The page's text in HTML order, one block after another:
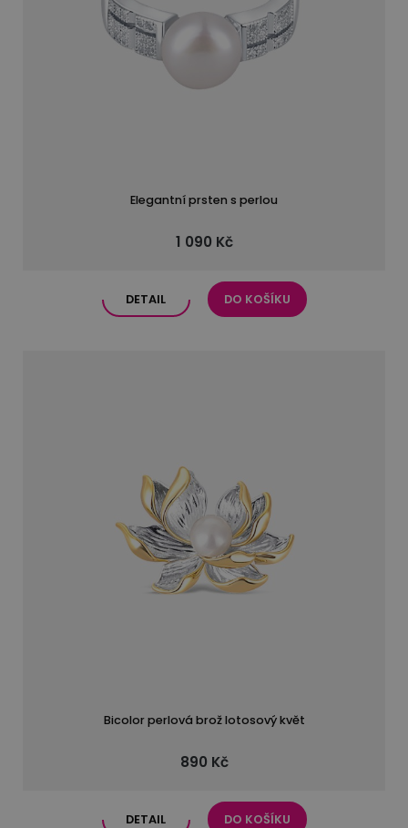
Elegantní prsten s perlou
1 090 Kč
DETAIL DO KOŠÍKU
Bicolor perlová brož lotosový květ
890 Kč
DETAIL DO KOŠÍKU